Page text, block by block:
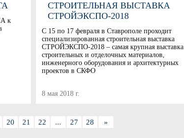
к
СТРОИТЕЛЬНАЯ ВЫСТАВКА
СТРОЙЭКСПО-2018
С 15 по 17 февраля в Ставрополе проходит
специализированная строительная выставка
СТРОЙЭКСПО-2018 – самая крупная выставка
строительных и отделочных материалов,
инженерного оборудования и архитектурных
проектов в СКФО
8 мая 2018 г.
20 21 22 ... 27 28 »